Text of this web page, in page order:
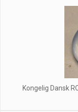
Kongelig Dansk